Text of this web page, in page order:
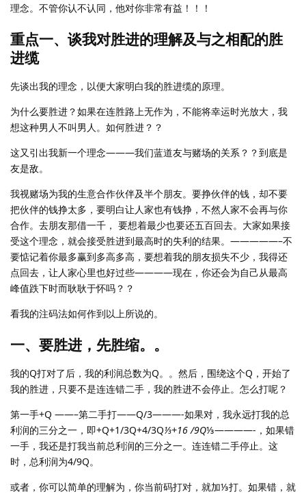
理念。不管你认不认同，他对你非常有益！！！
重点一、谈我对胜进的理解及与之相配的胜
进缆
先谈出我的理念，以便大家明白我的胜进缆的原理。
为什么要胜进？如果在连胜路上无作为，不能将幸运时光放大，我
想这种男人不叫男人。如何胜进？？
这又引出我新一个理念———我们蓝道友与赌场的关系？？到底是
友是敌。
我视赌场为我的生意合作伙伴及半个朋友。要挣伙伴的钱，却不要
把伙伴的钱挣太多，要明白让人家也有钱挣，不然人家不会再与你
合作。去朋友那借一千， 要想着最少也要还五百回去。大家如果接
受这个理念，就会接受胜进到最高时的失利的结果。—————–不
要惦记着你最多赢到多高多高，要想着我的朋友损失不少，我得还
点回去，让人家心里也好过些————现在，你还会为自己从最高
峰值跌下时而耿耿于怀吗？？
看我的注码法如何作到以上所说的。
一、要胜进，先胜缩。。
我的Q打对了后，我的利润总数为Q。。然后，围绕这个Q，开始了
我的胜进，只要不是连连错二手，我的胜进不会停止。怎么打呢？
第一手+Q ——–第二手打——Q/3———-如果对，我永远打我的总
利润的三分之一，即+Q+1/3Q+4/3Q⅓+16 /9Q⅓————-，如果错
一手，我还是打我当前总利润的三分之一。连连错二手停止。这
时，总利润为4/9Q。
或者，你可以简单的理解为，你当前码打对，就加⅓打。如果错，就